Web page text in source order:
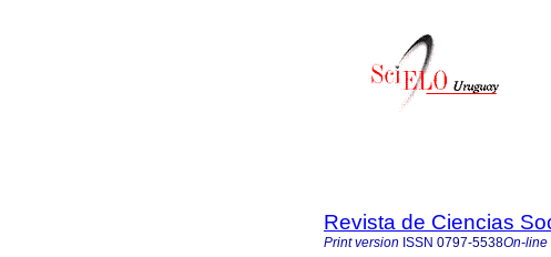
Revista de Ciencias
Print version ISSN 0797-5538On-line